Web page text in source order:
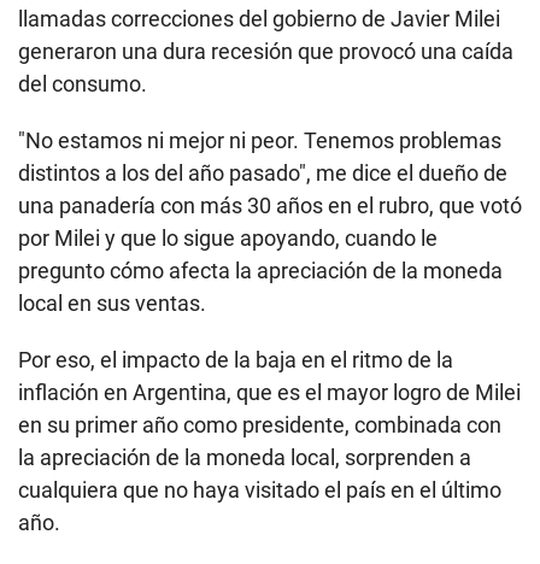
llamadas correcciones del gobierno de Javier Milei
generaron una dura recesión que provocó una caída
del consumo.
"No estamos ni mejor ni peor. Tenemos problemas
distintos a los del año pasado", me dice el dueño de
una panadería con más 30 años en el rubro, que votó
por Milei y que lo sigue apoyando, cuando le
pregunto cómo afecta la apreciación de la moneda
local en sus ventas.
Por eso, el impacto de la baja en el ritmo de la
inflación en Argentina, que es el mayor logro de Milei
en su primer año como presidente, combinada con
la apreciación de la moneda local, sorprenden a
cualquiera que no haya visitado el país en el último
año.